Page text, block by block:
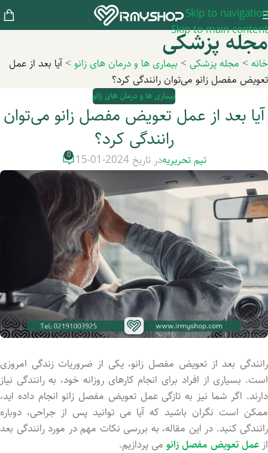
Skip to navigation
Skip to main content
مجله پزشکی
خانه > مجله پزشکی > بیماری ها و درمان های زانو >آیا بعد از عمل
تعویض مفصل زانو می‌توان رانندگی کرد؟
بیماری ها و درمان های زانو
آیا بعد از عمل تعویض مفصل زانو می‌توان
رانندگی کرد؟
تیم تحریریهدر تاریخ 2024-01-15 0
رانندگی بعد از تعویض مفصل زانو، یکی از ضروریات زندگی امروزی
است. بسیاری از افراد برای انجام کارهای روزانه خود، به رانندگی نیاز
دارند. اگر شما نیز به تازگی عمل تعویض مفصل زانو انجام داده ‌اید،
ممکن است نگران باشید که آیا می ‌توانید پس از جراحی، دوباره
رانندگی کنید. در این مقاله، به بررسی نکات مهم در مورد رانندگی بعد
از عمل تعویض مفصل زانو می ‌پردازیم.